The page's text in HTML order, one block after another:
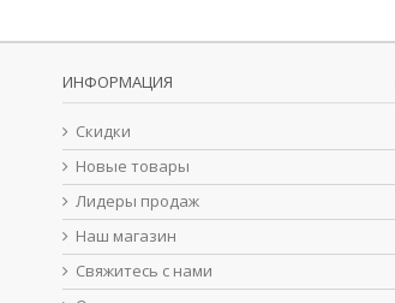
ИНФОРМАЦИЯ
Скидки
Новые товары
Лидеры продаж
Наш магазин
Свяжитесь с нами